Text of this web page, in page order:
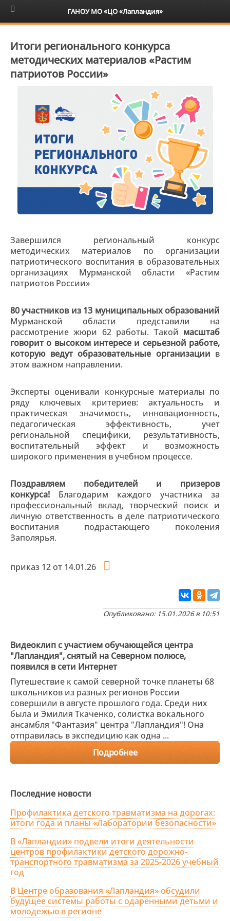
6+
Итоги регионального конкурса
методических материалов «Растим
патриотов России»
Завершился региональный конкурс
методических материалов по организации
патриотического воспитания в образовательных
организациях Мурманской области «Растим
патриотов России»
80 участников из 13 муниципальных образований
Мурманской области представили на
рассмотрение жюри 62 работы. Такой масштаб
говорит о высоком интересе и серьезной работе,
которую ведут образовательные организации в
этом важном направлении.
Эксперты оценивали конкурсные материалы по
ряду ключевых критериев: актуальность и
практическая значимость, инновационность,
педагогическая эффективность, учет
региональной специфики, результативность,
воспитательный эффект и возможность
широкого применения в учебном процессе.
Поздравляем победителей и призеров
конкурса! Благодарим каждого участника за
профессиональный вклад, творческий поиск и
личную ответственность в деле патриотического
воспитания подрастающего поколения
Заполярья.
приказ 12 от 14.01.26
Опубликовано: 15.01.2026 в 10:51
Видеоклип с участием обучающейся центра
"Лапландия", снятый на Северном полюсе,
появился в сети Интернет
Путешествие к самой северной точке планеты 68
школьников из разных регионов России
совершили в августе прошлого года. Среди них
была и Эмилия Ткаченко, солистка вокального
ансамбля "Фантазия" центра "Лапландия"! Она
отправилась в экспедицию как одна ...
Подробнее
Последние новости
Профилактика детского травматизма на дорогах:
итоги года и планы «Лаборатории безопасности»
В «Лапландии» подвели итоги деятельности
центров профилактики детского дорожно-
транспортного травматизма за 2025-2026 учебный
год
В Центре образования «Лапландия» обсудили
будущее системы работы с одаренными детьми и
молодежью в регионе
ГАНОУ МО «ЦО «Лапландия»